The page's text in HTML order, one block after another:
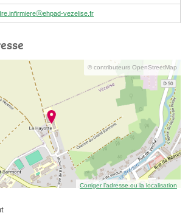
vezelise.fr
© contributeurs OpenStreetMap
Corriger l’adresse ou la localisation